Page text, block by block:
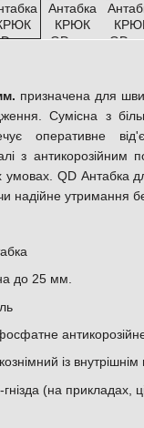
призначена для
Сумісна з
оперативне
з
умовах. QD Антабка
надійне утримання
до 25 мм.
із
гнізда (на прикладах,